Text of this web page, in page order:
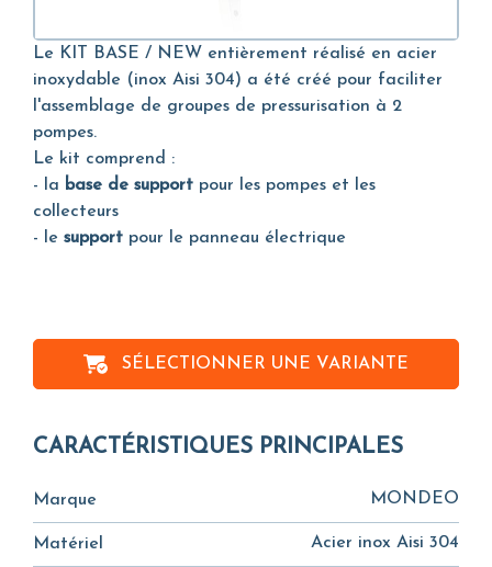
Le KIT BASE / NEW entièrement réalisé en acier
inoxydable (inox Aisi 304) a été créé pour faciliter
l'assemblage de groupes de pressurisation à 2
pompes.
Le kit comprend :
- la base de support pour les pompes et les
collecteurs
- le support pour le panneau électrique
SÉLECTIONNER UNE VARIANTE
CARACTÉRISTIQUES PRINCIPALES
Marque MONDEO
Matériel Acier inox Aisi 304